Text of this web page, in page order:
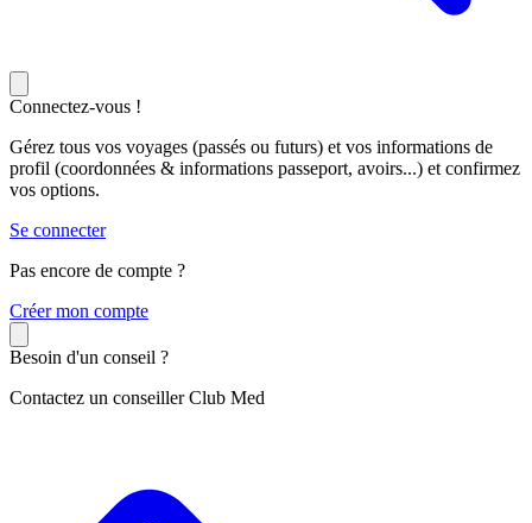
Connectez-vous !
Gérez tous vos voyages (passés ou futurs) et vos informations de
profil (coordonnées & informations passeport, avoirs...) et confirmez
vos options.
Se connecter
Pas encore de compte ?
Créer mon compte
Besoin d'un conseil ?
Contactez un conseiller Club Med